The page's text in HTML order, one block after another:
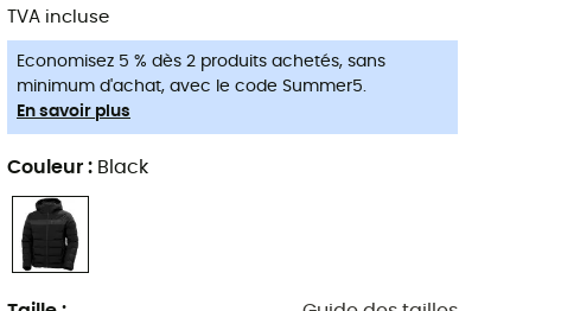
TVA incluse
Economisez 5 % dès 2 produits achetés, sans
minimum d'achat, avec le code Summer5.
En savoir plus
Couleur : Black